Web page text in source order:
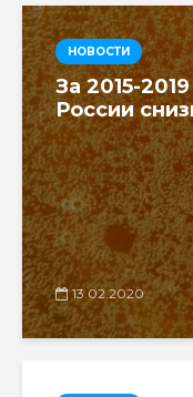
НОВОСТИ
За 2015-
России
13.02.2020